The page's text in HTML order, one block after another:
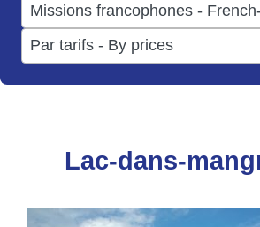
available
result
available
Par tarifs - By prices
results
available
Lac-dans-